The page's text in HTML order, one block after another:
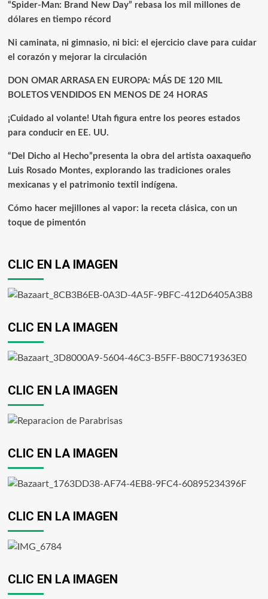
“Spider-Man: Brand New Day” rebasa los mil millones de
dólares en tiempo récord
Ni caminata, ni gimnasio, ni bici: el ejercicio clave para cuidar
el corazón y mejorar la circulación
DON OMAR ARRASA EN EUROPA: MÁS DE 120 MIL
BOLETOS VENDIDOS EN MENOS DE 24 HORAS
¡Cuidado al volante! Utah figura entre los peores estados
para conducir en EE. UU.
“Del Dicho al Hecho”presenta la obra del artista oaxaqueño
Luis Rosado Montes, explorando las tradiciones orales
mexicanas y el patrimonio textil indígena.
Cómo hacer mejillones al vapor: la receta clásica, con un
toque de pimentón
CLIC EN LA IMAGEN
CLIC EN LA IMAGEN
CLIC EN LA IMAGEN
CLIC EN LA IMAGEN
CLIC EN LA IMAGEN
CLIC EN LA IMAGEN